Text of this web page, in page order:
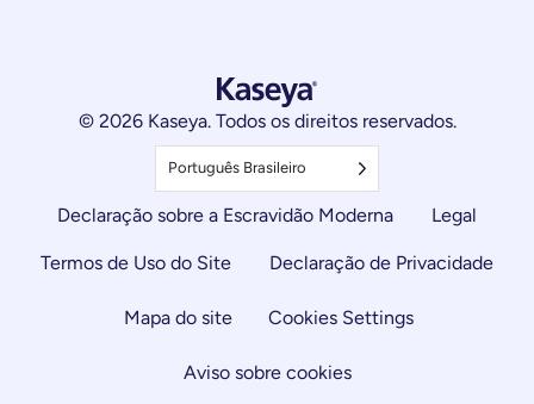
© 2026 Kaseya. Todos os direitos reservados.
Português Brasileiro
Declaração sobre a Escravidão Moderna Legal
Termos de Uso do Site Declaração de Privacidade
Mapa do site Cookies Settings
Aviso sobre cookies